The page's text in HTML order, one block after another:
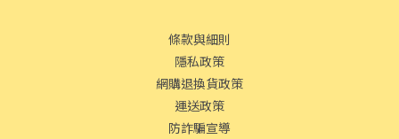
條款與細則
隱私政策
網購退換貨政策
運送政策
防詐騙宣導